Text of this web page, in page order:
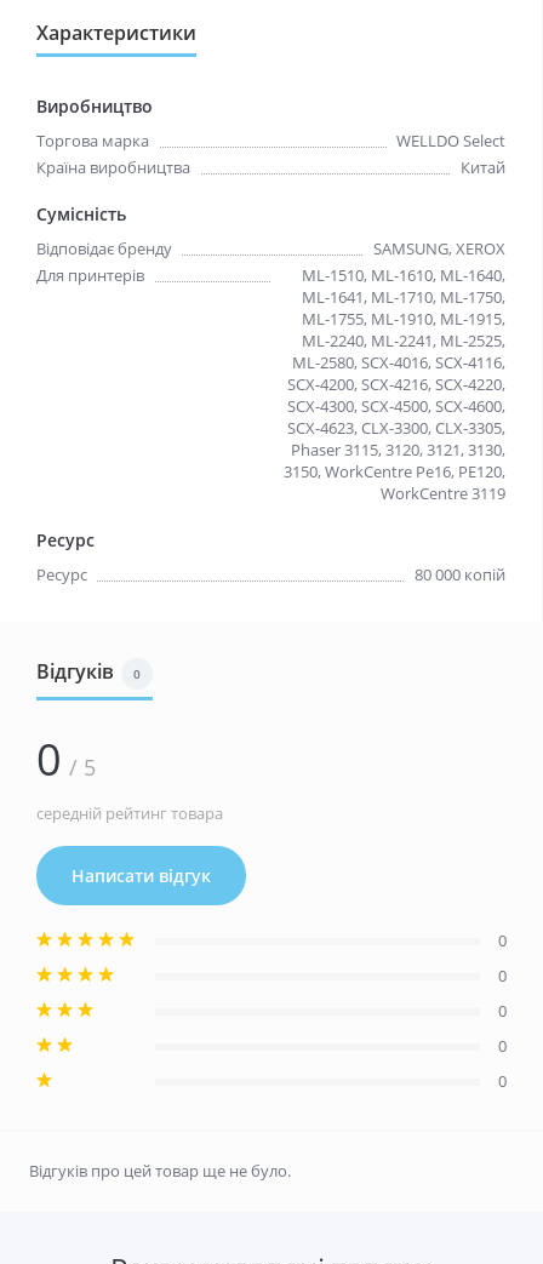
Характеристики
Виробництво
Торгова марка
WELLDO Select
Країна виробництва
Китай
Сумісність
Відповідає бренду
SAMSUNG, XEROX
Для принтерів
ML-1510, ML-1610, ML-1640,
ML-1641, ML-1710, ML-1750,
ML-1755, ML-1910, ML-1915,
ML-2240, ML-2241, ML-2525,
ML-2580, SCX-4016, SCX-4116,
SCX-4200, SCX-4216, SCX-4220,
SCX-4300, SCX-4500, SCX-4600,
SCX-4623, CLX-3300, CLX-3305,
Phaser 3115, 3120, 3121, 3130,
3150, WorkCentre Рe16, PE120,
WorkCentre 3119
Ресурс
Ресурс 80 000 копій
Відгуків 0
0 / 5
середній рейтинг товара
Написати відгук
0
0
0
0
0
Відгуків про цей товар ще не було.